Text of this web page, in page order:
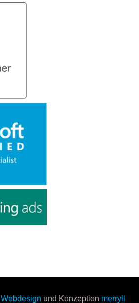
Webdesign und Konzeption merryll